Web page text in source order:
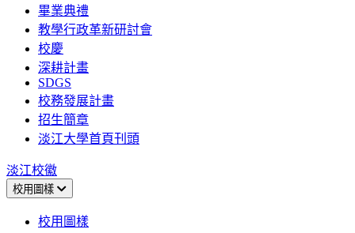
畢業典禮
教學行政革新研討會
校慶
深耕計畫
SDGS
校務發展計畫
招生簡章
淡江大學首頁刊頭
淡江校徽
校用圖樣
校用圖樣